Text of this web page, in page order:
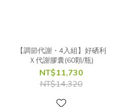
【調節代謝・4入組】好硒利
Ｘ代謝膠囊(60顆/瓶)
NT$11,730
NT$14,320